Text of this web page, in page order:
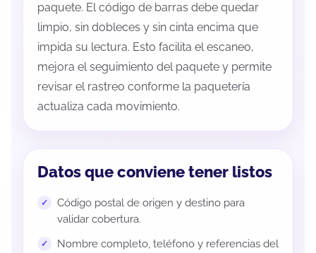
paquete. El código de barras debe quedar
limpio, sin dobleces y sin cinta encima que
impida su lectura. Esto facilita el escaneo,
mejora el seguimiento del paquete y permite
revisar el rastreo conforme la paquetería
actualiza cada movimiento.
Datos que conviene tener listos
Código postal de origen y destino para
validar cobertura.
Nombre completo, teléfono y referencias del